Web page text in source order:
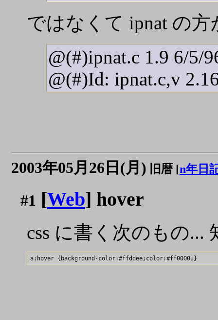
ではなくて ipnat の方
@(#)ipnat.c 1.9 6/5/
@(#)Id: ipnat.c,v
2003年05月26日(月) 旧暦 [n年日
#1 [Web] hover
css に書く次のもの...